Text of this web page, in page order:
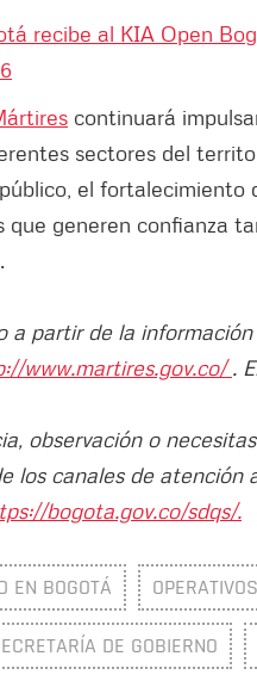
recibe al KIA Open
continuará
sectores del
el fortalecimiento
que generen confianza
a partir de la
www.martires.gov.co/.
observación o
los canales de
bogota.gov.co/sdqs/.
EN BOGOTÁ
DE GOBIERNO